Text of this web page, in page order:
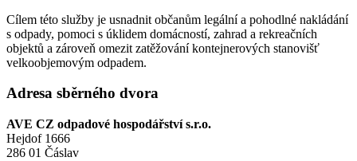
Cílem této služby je usnadnit občanům legální a pohodlné nakládání
s odpady, pomoci s úklidem domácností, zahrad a rekreačních
objektů a zároveň omezit zatěžování kontejnerových stanovišť
velkoobjemovým odpadem.
Adresa sběrného dvora
AVE CZ odpadové hospodářství s.r.o.
Hejdof 1666
286 01 Čáslav